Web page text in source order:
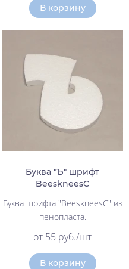
В корзину
Буква "Ъ" шрифт
BeeskneesC
Буква шрифта "BeeskneesC" из
пенопласта.
от 55 руб./шт
В корзину